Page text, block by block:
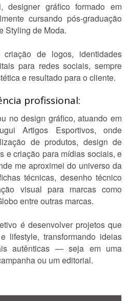
gráfico formado em
cursando pós-graduação
Styling de Moda.
de logos, identidades
para redes sociais, sempre
e resultado para o cliente.
profissional:
no design gráfico, atuando em
Artigos Esportivos, onde
de produtos, design de
e criação para mídias sociais, e
me aproximei do universo da
técnicas, desenho técnico
visual para marcas como
entre outras marcas.
é desenvolver projetos que
lifestyle, transformando ideias
autênticas — seja em uma
ou um editorial.